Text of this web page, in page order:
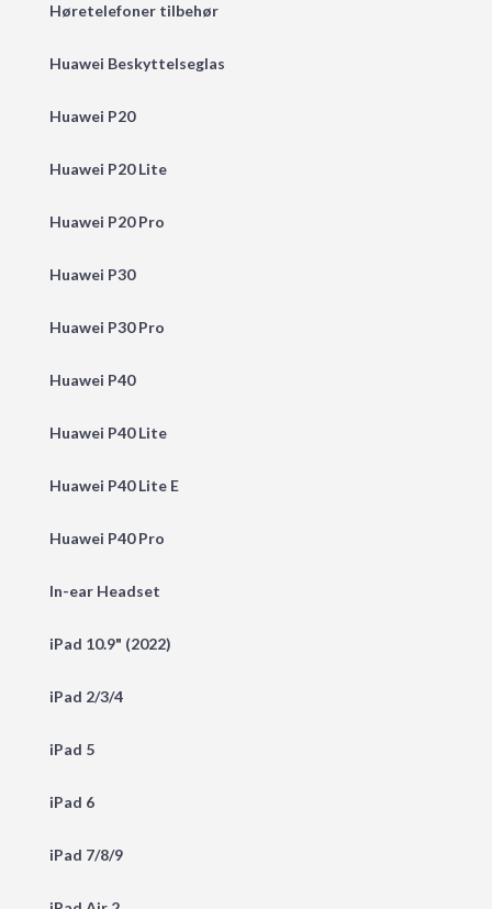
Høretelefoner tilbehør
Huawei Beskyttelseglas
Huawei P20
Huawei P20 Lite
Huawei P20 Pro
Huawei P30
Huawei P30 Pro
Huawei P40
Huawei P40 Lite
Huawei P40 Lite E
Huawei P40 Pro
In-ear Headset
iPad 10.9" (2022)
iPad 2/3/4
iPad 5
iPad 6
iPad 7/8/9